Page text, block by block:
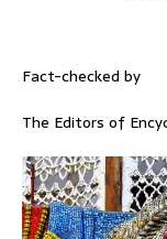
Fact-checked by
The Editors of